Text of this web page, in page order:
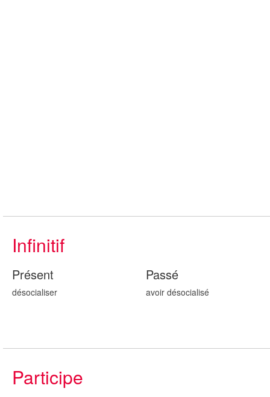
Infinitif
Présent
désocialiser
Passé
avoir désocialisé
Participe